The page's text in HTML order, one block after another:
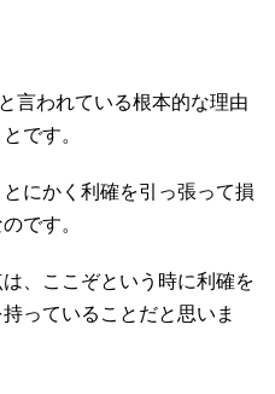
言われている根本的な理由
とです。
にかく利確を引っ張って損
です。
、ここぞという時に利確を
っていることだと思いま